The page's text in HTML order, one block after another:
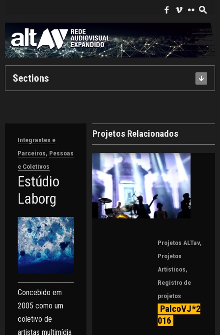
f i c s
Sections
Integrantes e
Parceiros, Pessoas
e Coletivos
Estúdio
Laborg
Concebido em
2005 como um
coletivo de
artistas multimídia
Projetos Relacionados
Projetos ALTav,
Projetos
Artísticos,
Registro de
projetos
PalcoVJ*2
016